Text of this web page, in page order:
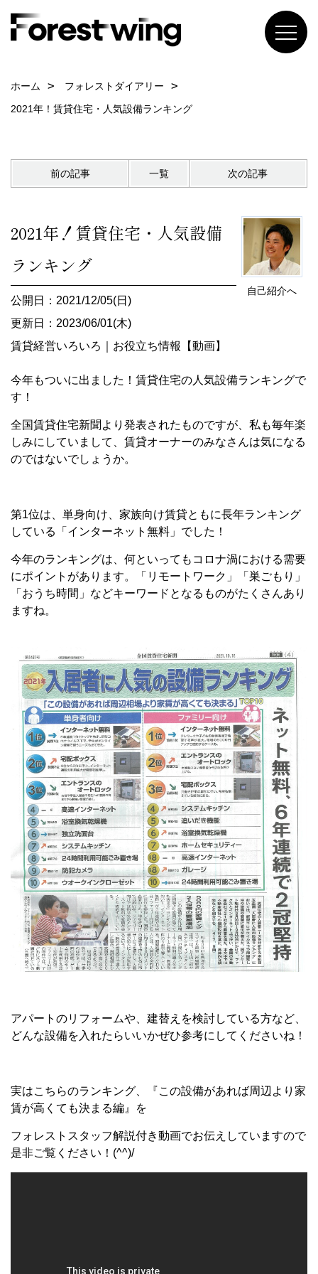
ホーム
フォレストダイアリー
2021年！賃貸住宅・人気設備ランキング
前の記事 一覧 次の記事
自己紹介へ
2021年！賃貸住宅・人気設備
ランキング
公開日：2021/12/05(日)
更新日：2023/06/01(木)
賃貸経営いろいろ
お役立ち情報【動画】
今年もついに出ました！賃貸住宅の人気設備ランキングで
す！
全国賃貸住宅新聞より発表されたものですが、私も毎年楽
しみにしていまして、賃貸オーナーのみなさんは気になる
のではないでしょうか。
第1位は、単身向け、家族向け賃貸ともに長年ランキング
している「インターネット無料」でした！
今年のランキングは、何といってもコロナ渦における需要
にポイントがあります。「リモートワーク」「巣ごもり」
「おうち時間」などキーワードとなるものがたくさんあり
ますね。
アパートのリフォームや、建替えを検討している方など、
どんな設備を入れたらいいかぜひ参考にしてくださいね！
実はこちらのランキング、『この設備があれば周辺より家
賃が高くても決まる編』を
フォレストスタッフ解説付き動画でお伝えしていますので
是非ご覧ください！(^^)/